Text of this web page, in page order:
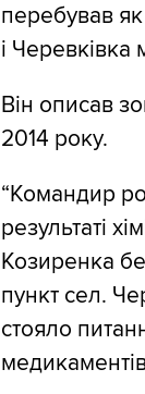
перебував
і Черевківка
Він описав
2014 року.
“Командир
результаті
Козиренка
пункт сел.
стояло